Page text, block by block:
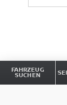
FAHRZEUG
SUCHEN